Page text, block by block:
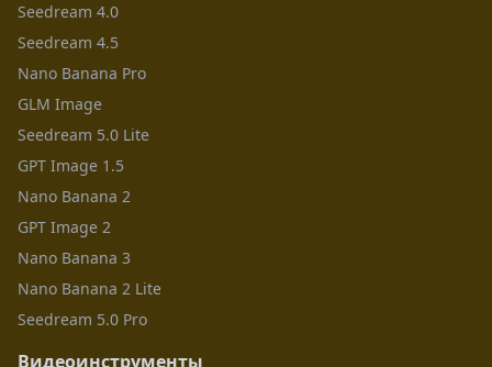
Seedream 4.0
Seedream 4.5
Nano Banana Pro
GLM Image
Seedream 5.0 Lite
GPT Image 1.5
Nano Banana 2
GPT Image 2
Nano Banana 3
Nano Banana 2 Lite
Seedream 5.0 Pro
Видеоинструменты